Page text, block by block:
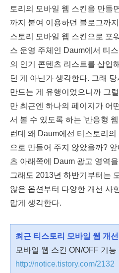
토리의 모바일 웹 스킨을 만들
까지 붙여 이용하던 블로그까
스토리 모바일 웹 스킨으로 포
스 운영 주체인 Daum에서 티
의 인기 콘텐츠 리스트를 삽입
던 게 아닌가 생각한다. 그래
만드는 게 유행이었으니까 그
만 최근엔 하나의 페이지가 어
서 볼 수 있도록 하는 '반응형
런데 왜 Daum에선 티스토리
으로 만들어 주지 않았을까?
츠 아래쪽에 Daum 광고 영역
그래도 2013년 하반기부터는
않은 옵션부터 다양한 개선 사
맙게 생각한다.
최근 티스토리 모바일 웹 개
모바일 웹 스킨 ON/OFF 기능
http://notice.tistory.com/2132